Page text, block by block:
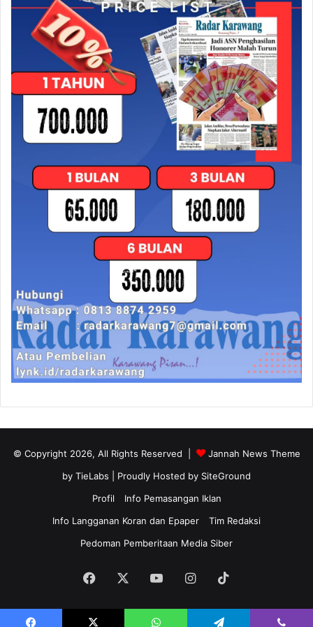
© Copyright 2026, All Rights Reserved |
Jannah News Theme
by TieLabs | Proudly Hosted by SiteGround
Profil
Info Pemasangan Iklan
Info Langganan Koran dan Epaper
Tim Redaksi
Pedoman Pemberitaan Media Siber
Facebook YouTubeInstagram